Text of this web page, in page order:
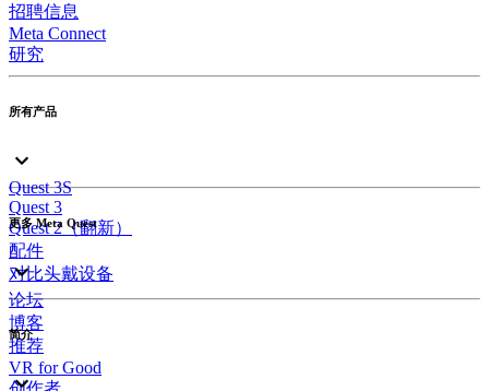
招聘信息
Meta Connect
研究
所有产品
Quest 3S
Quest 3
Quest 2（翻新）
配件
对比头戴设备
更多 Meta Quest
论坛
博客
推荐
VR for Good
简介